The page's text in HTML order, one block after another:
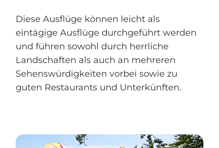
Diese Ausflüge können leicht als
eintägige Ausflüge durchgeführt werden
und führen sowohl durch herrliche
Landschaften als auch an mehreren
Sehenswürdigkeiten vorbei sowie zu
guten Restaurants und Unterkünften.